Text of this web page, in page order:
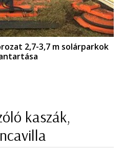
2,7-3,7 m solárparkok
kaszák,